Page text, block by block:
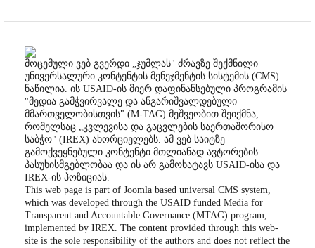
მოცემული ვებ გვერდი „ჯუმლას" ძრავზე შექმნილი
უნივერსალური კონტენტის მენეჯმენტის სისტემის (CMS)
ნაწილია. ის USAID-ის მიერ დაფინანსებული პროგრამის
"მედია გამჭვირვალე და ანგარიშვალდებული
მმართველობისთვის" (M-TAG) მეშვეობით შეიქმნა,
რომელსაც „კვლევისა და გაცვლების საერთაშორისო
საბჭო" (IREX) ახორციელებს. ამ ვებ საიტზე
გამოქვეყნებული კონტენტი მთლიანად ავტორების
პასუხისმგებლობაა და ის არ გამოხატავს USAID-ისა და
IREX-ის პოზიციას.
This web page is part of Joomla based universal CMS system,
which was developed through the USAID funded Media for
Transparent and Accountable Governance (MTAG) program,
implemented by IREX. The content provided through this web-
site is the sole responsibility of the authors and does not reflect the